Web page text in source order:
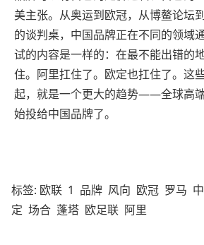
美主张。从奥运到欧冠，从博鳌论坛
的谈判桌，中国品牌正在不同的领域
试的内容是一样的：在最不能出错的
住。阿里扛住了。欧定也扛住了。这
起，就是一个更大的趋势——全球高
始投给中国品牌了。
标签: 欧联 1 品牌 风向 欧冠 罗马
定 场合 蓬塔 欧足联 阿里